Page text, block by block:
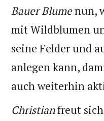
Bauer Blumenun,
mit Wildblumen
seine Felder und
anlegen kann,
auch weiterhin
Christianfreut